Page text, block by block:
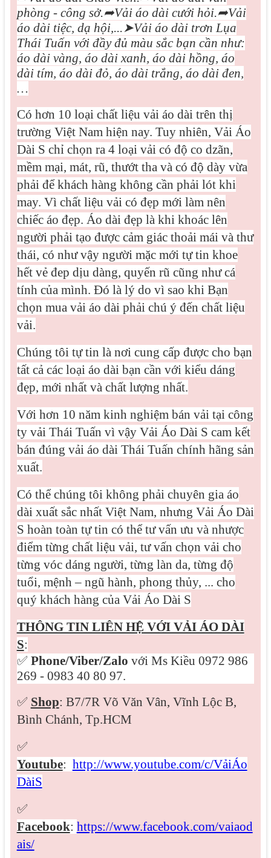
phòng - công sở.➦Vải áo dài cưới hỏi.➦Vải
áo dài tiệc, dạ hội,...➤Vải áo dài trơn Lụa
Thái Tuấn với đầy đủ màu sắc bạn cần như:
áo dài vàng, áo dài xanh, áo dài hồng, áo
dài tím, áo dài đỏ, áo dài trắng, áo dài đen,
…
Có hơn 10 loại chất liệu vải áo dài trên thị
trường Việt Nam hiện nay. Tuy nhiên, Vải Áo
Dài S chỉ chọn ra 4 loại vải có độ co dzãn,
mềm mại, mát, rũ, thướt tha và có độ dày vừa
phải để khách hàng không cần phải lót khi
may. Vìchất liệu vải có đẹp mới làm nên
chiếc áo đẹp. Áo dài đẹp là khi khoác lên
người phải tạo được cảm giác thoải mái và thư
thái, có như vậy người mặc mới tự tin khoe
hết vẻ đep dịu dàng, quyến rũ cũng như cá
tính của mình. Đó là lý do vì sao khi Bạn
chọn mua vải áo dài phải chú ý đến chất liệu
vải.
Chúng tôi tự tin là nơi cung cấp được cho bạn
tất cả các loại áo dài bạn cần với kiểu dáng
đẹp, mới nhất và chất lượng nhất.
Với hơn 10 năm kinh nghiệm bán vải tại công
ty vải Thái Tuấn vì vậy Vải Áo Dài S cam kết
bán đúng vải áo dài Thái Tuấn chính hãng sản
xuất.
Có thể chúng tôi không phải chuyên gia áo
dài xuất sắc nhất Việt Nam, nhưng Vải Áo Dài
S hoàn toàn tự tin có thể tư vấn ưu và nhược
điểm từng chất liệu vải, tư vấn chọn vải cho
từng vóc dáng người, từng làn da, từng độ
tuổi, mệnh – ngũ hành, phong thủy, ... cho
quý khách hàng của Vải Áo Dài S
THÔNG TIN LIÊN HỆ VỚI VẢI ÁO DÀI
S:
✅ Phone/Viber/Zalo với Ms Kiều 0972 986
269 - 0983 40 80 97.
✅ Shop: B7/7R Võ Văn Vân, Vĩnh Lộc B,
Bình Chánh, Tp.HCM
✅
Youtube: http://www.youtube.com/c/VảiÁo
DàiS
✅
Facebook: https://www.facebook.com/vaiaod
ais/